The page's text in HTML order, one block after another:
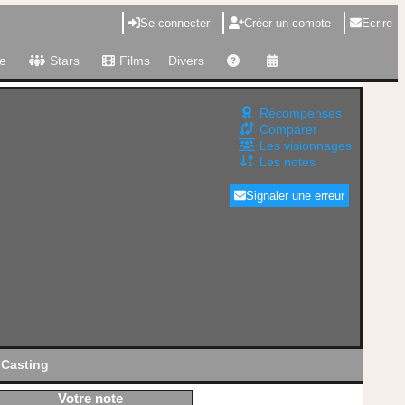
Se connecter Créer un compte Ecrire
Stars Films Divers
Récompenses
Comparer
Les visionnages
Les notes
Signaler une erreur
Casting
Votre note